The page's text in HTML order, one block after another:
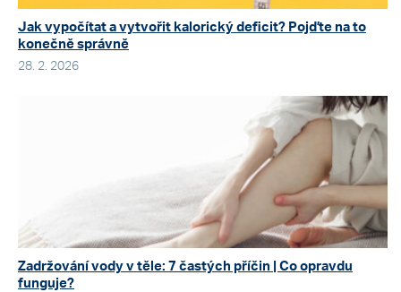
Jak vypočítat a vytvořit kalorický deficit? Pojďte na to
konečně správně
28. 2. 2026
Zadržování vody v těle: 7 častých příčin | Co opravdu
funguje?